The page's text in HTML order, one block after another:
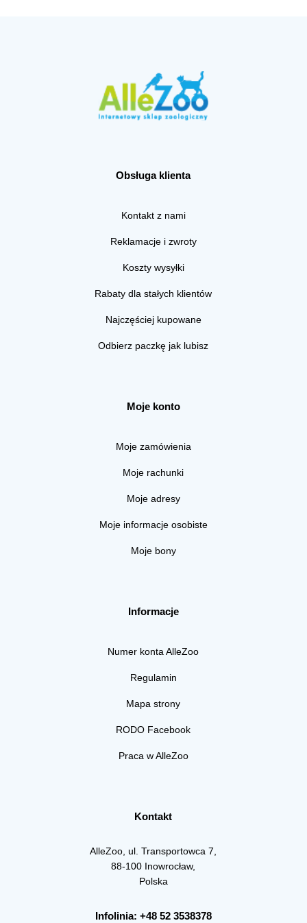
Obsługa klienta
Kontakt z nami
Reklamacje i zwroty
Koszty wysyłki
Rabaty dla stałych klientów
Najczęściej kupowane
Odbierz paczkę jak lubisz
Moje konto
Moje zamówienia
Moje rachunki
Moje adresy
Moje informacje osobiste
Moje bony
Informacje
Numer konta AlleZoo
Regulamin
Mapa strony
RODO Facebook
Praca w AlleZoo
Kontakt
AlleZoo, ul. Transportowca 7,
88-100 Inowrocław,
Polska
Infolinia: +48 52 3538378